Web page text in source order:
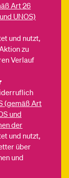
Art 26
UNOS)
und nutzt,
zu
Verlauf
(gemäß Art
und
der
und nutzt,
über
und